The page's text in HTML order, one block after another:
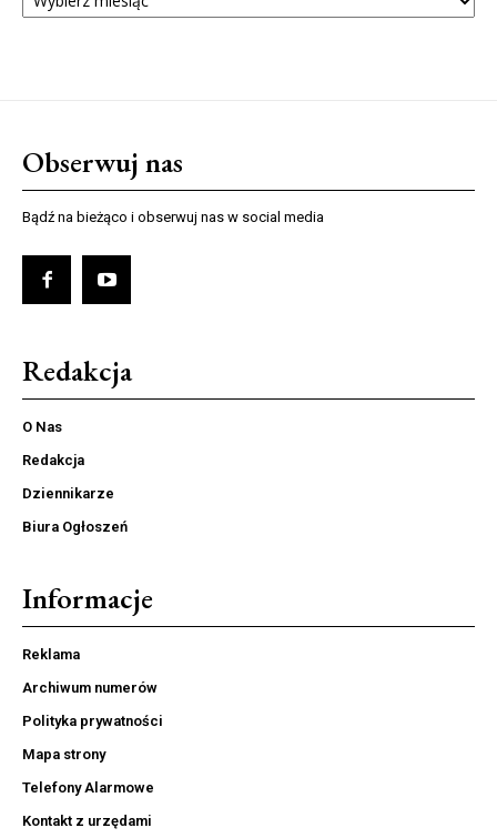
Obserwuj nas
Bądź na bieżąco i obserwuj nas w social media
Redakcja
O Nas
Redakcja
Dziennikarze
Biura Ogłoszeń
Informacje
Reklama
Archiwum numerów
Polityka prywatności
Mapa strony
Telefony Alarmowe
Kontakt z urzędami